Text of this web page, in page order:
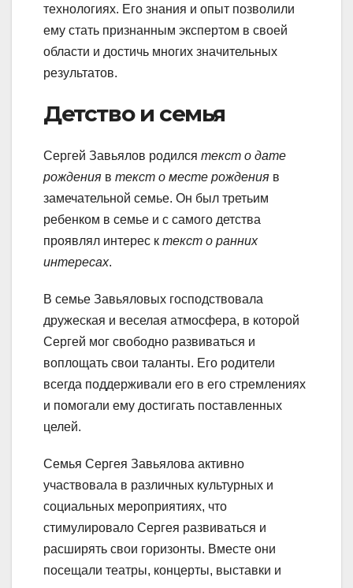
технологиях. Его знания и опыт позволили
ему стать признанным экспертом в своей
области и достичь многих значительных
результатов.
Детство и семья
Сергей Завьялов родился текст о дате
рождения в текст о месте рождения в
замечательной семье. Он был третьим
ребенком в семье и с самого детства
проявлял интерес к текст о ранних
интересах.
В семье Завьяловых господствовала
дружеская и веселая атмосфера, в которой
Сергей мог свободно развиваться и
воплощать свои таланты. Его родители
всегда поддерживали его в его стремлениях
и помогали ему достигать поставленных
целей.
Семья Сергея Завьялова активно
участвовала в различных культурных и
социальных мероприятиях, что
стимулировало Сергея развиваться и
расширять свои горизонты. Вместе они
посещали театры, концерты, выставки и